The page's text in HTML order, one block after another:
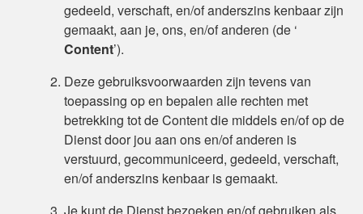
gedeeld, verschaft, en/of anderszins kenbaar zijn
gemaakt, aan je, ons, en/of anderen (de ‘
Content’).
Deze gebruiksvoorwaarden zijn tevens van
toepassing op en bepalen alle rechten met
betrekking tot de Content die middels en/of op de
Dienst door jou aan ons en/of anderen is
verstuurd, gecommuniceerd, gedeeld, verschaft,
en/of anderszins kenbaar is gemaakt.